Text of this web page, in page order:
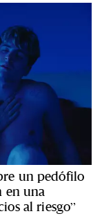
un pedófilo
en una
al riesgo”